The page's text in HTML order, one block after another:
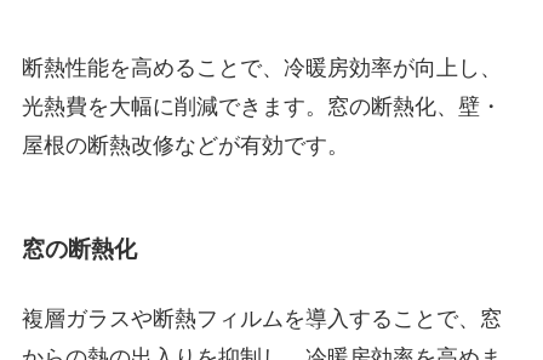
断熱性能を高めることで、冷暖房効率が向上し、
光熱費を大幅に削減できます。窓の断熱化、壁・
屋根の断熱改修などが有効です。
窓の断熱化
複層ガラスや断熱フィルムを導入することで、窓